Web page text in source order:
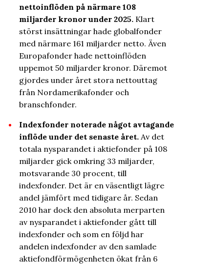
nettoinflöden på närmare 108
miljarder kronor under 2025.Klart
störst insättningar hade globalfonder
med närmare 161 miljarder netto. Även
Europafonder hade nettoinflöden
uppemot 50 miljarder kronor. Däremot
gjordes under året stora nettouttag
från Nordamerikafonder och
branschfonder.
Indexfonder noterade något avtagande
inflöde under det senaste året.Av det
totala nysparandet i aktiefonder på 108
miljarder gick omkring 33 miljarder,
motsvarande 30 procent, till
indexfonder. Det är en väsentligt lägre
andel jämfört med tidigare år. Sedan
2010 har dock den absoluta merparten
av nysparandet i aktiefonder gått till
indexfonder och som en följd har
andelen indexfonder av den samlade
aktiefondförmögenheten ökat från 6